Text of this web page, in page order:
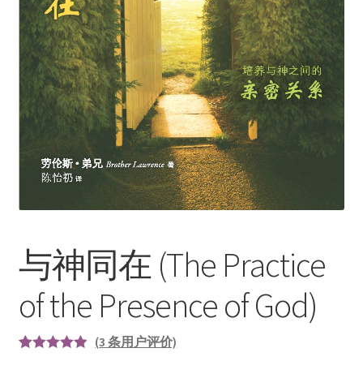
与神同在 (The Practice
of the Presence of God)
(3 条用户评价)